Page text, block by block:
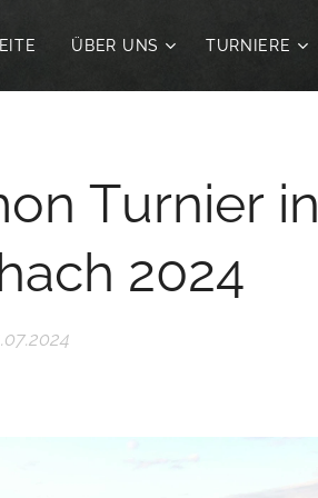
ÜBER UNS TURNIERE
Turnier in
2024